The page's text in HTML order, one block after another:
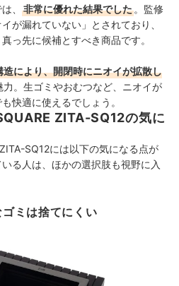
、 非常に優れた結果でした 。監修
が漏れていない」とされており、
っ先に候補とすべき商品です。
により、開閉時にニオイが拡散し
力。生ゴミやおむつなど、ニオイが
快適に使えるでしょう。
ZITA-SQ12の気に
SQ12には以下の気になる点が
る人は、ほかの選択肢も視野に入
ミは捨てにくい